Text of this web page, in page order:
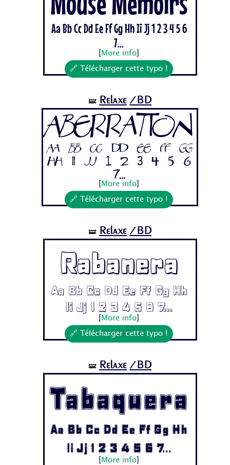
Aa Bb Cc Dd Ee Ff Gg Hh Ii Jj 1 2 3 4 5 6
7...
More info
🔗 Télécharger cette typo !
🝛 Relaxe /BD
Aberration
Aa Bb Cc Dd Ee Ff Gg
Hh Ii Jj 1 2 3 4 5 6
7...
More info
🔗 Télécharger cette typo !
🝛 Relaxe /BD
Rabanera
Aa Bb Cc Dd Ee Ff Gg Hh
Ii Jj 1 2 3 4 5 6 7...
More info
🔗 Télécharger cette typo !
🝛 Relaxe /BD
Tabaquera
Aa Bb Cc Dd Ee Ff Gg Hh
Ii Jj 1 2 3 4 5 6 7...
More info